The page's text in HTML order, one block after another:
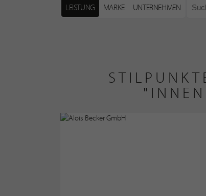
LEISTUNG MARKE UNTERNEHMEN